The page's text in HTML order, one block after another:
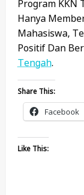
Program KKN
Hanya
Mahasiswa,
Positif Dan
Tengah.
Share This:
Facebook
Like This: